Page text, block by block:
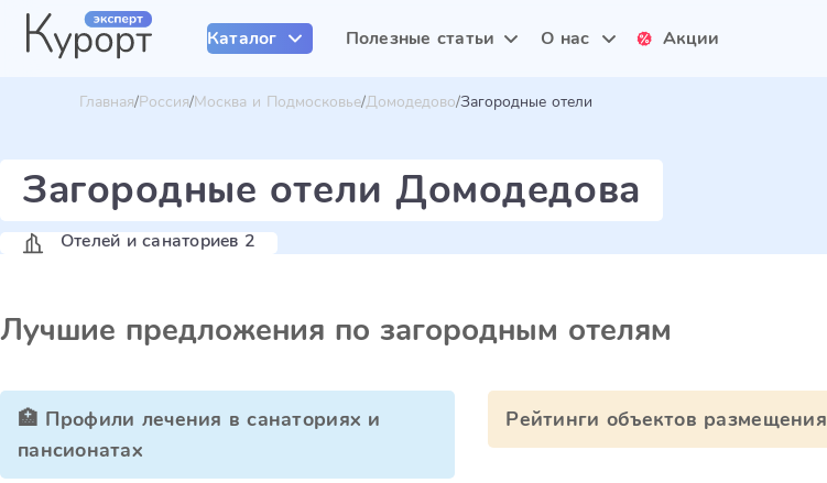
Каталог Полезные статьи О нас Акции
Главная Россия Москва и Подмосковье Домодедово Загородные отели
Загородные отели Домодедова
Отелей и санаториев 2
Лучшие предложения по загородным отелям
🏥 Профили лечения в санаториях и
пансионатах
Рейтинги объектов размещения